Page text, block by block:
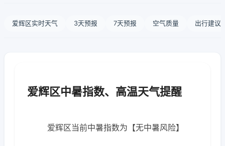
爱辉区实时天气 3天预报 7天预报 空气质量 出行建议
爱辉区中暑指数、高温天气提醒
爱辉区当前中暑指数为【无中暑风险】